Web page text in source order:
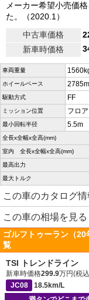
メーカー希望小売価
た。（2020.1）
中古車価格
新車時価格
車両重量
ホイールベース
駆動方式 FF
ミッション位置 フロア
最小回転半径 5.5m
全長x全幅x全高(mm)
室内 全長x全幅x全高(mm)
最高出力
最大トルク
この車のカタログ
この車の相場を見る
ゴルフトゥーラン（
覧
TSI トレンドライン
新車時価格299.9万円(税
JC08
18.5km/L